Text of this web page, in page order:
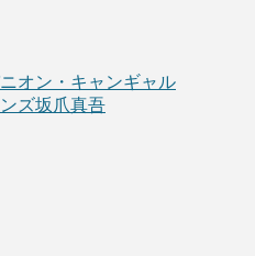
オン・キャンギャル
ズ坂爪真吾